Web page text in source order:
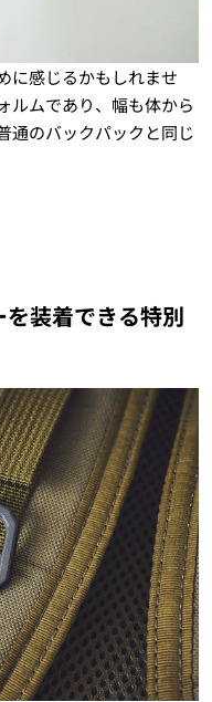
に感じるかもしれませ
ルムであり、幅も体から
通のバックパックと同じ
装着できる特別